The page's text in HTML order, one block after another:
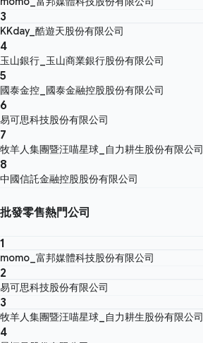
3
KKday_酷遊天股份有限公司
4
玉山銀行_玉山商業銀行股份有限公司
5
國泰金控_國泰金融控股股份有限公司
6
易可思科技股份有限公司
7
牧羊人集團暨汪喵星球_自力耕生股份有限公司
8
中國信託金融控股股份有限公司
批發零售熱門公司
1
momo_富邦媒體科技股份有限公司
2
易可思科技股份有限公司
3
牧羊人集團暨汪喵星球_自力耕生股份有限公司
4